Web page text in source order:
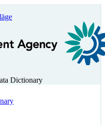
Dictionary